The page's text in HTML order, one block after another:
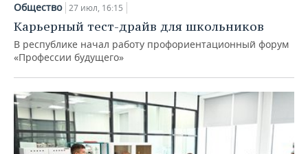
Общество 27 июл, 16:15
Карьерный тест-драйв для школьников
В республике начал работу профориентационный форум
«Профессии будущего»